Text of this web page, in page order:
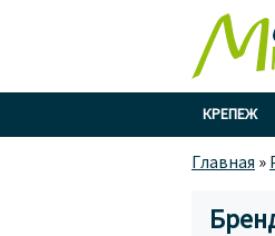
КРЕПЕЖ
Главная »